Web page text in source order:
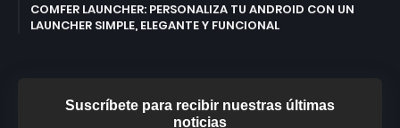
COMFER LAUNCHER: PERSONALIZA TU ANDROID CON UN
LAUNCHER SIMPLE, ELEGANTE Y FUNCIONAL
Suscríbete para recibir nuestras últimas
noticias